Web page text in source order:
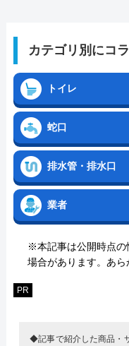
カテゴリ別にコ
トイレ
蛇口
排水管・排水口
業者
※本記事は公開時点の
場合があります。あら
PR
◆記事で紹介した商品・